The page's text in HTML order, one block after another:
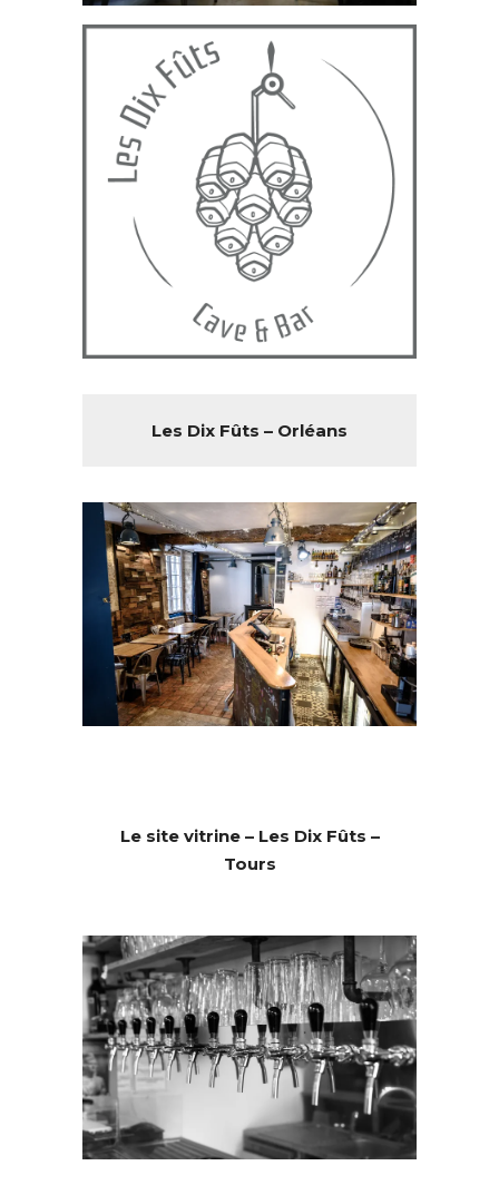
Les Dix Fûts – Orléans
Le site vitrine – Les Dix Fûts –
Tours